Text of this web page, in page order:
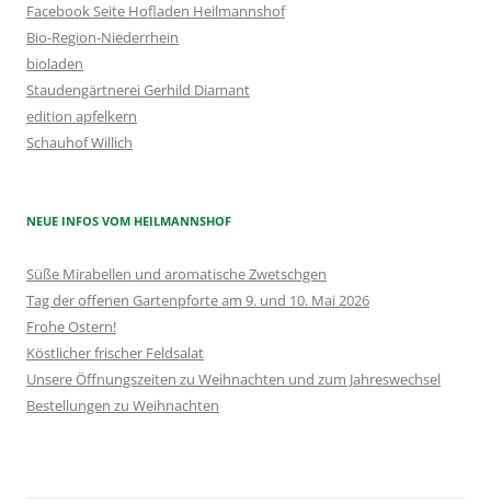
Facebook Seite Hofladen Heilmannshof
Bio-Region-Niederrhein
bioladen
Staudengärtnerei Gerhild Diamant
edition apfelkern
Schauhof Willich
NEUE INFOS VOM HEILMANNSHOF
Süße Mirabellen und aromatische Zwetschgen
Tag der offenen Gartenpforte am 9. und 10. Mai 2026
Frohe Ostern!
Köstlicher frischer Feldsalat
Unsere Öffnungszeiten zu Weihnachten und zum Jahreswechsel
Bestellungen zu Weihnachten